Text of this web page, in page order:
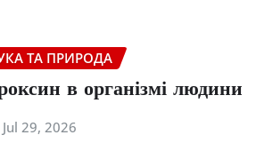
ТА ПРИРОДА
в організмі людини
Jul 29, 2026